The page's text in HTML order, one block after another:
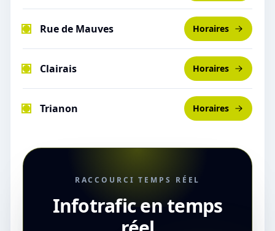
Rue de Mauves Horaires
Clairais Horaires
Trianon Horaires
RACCOURCI TEMPS RÉEL
Infotrafic en temps